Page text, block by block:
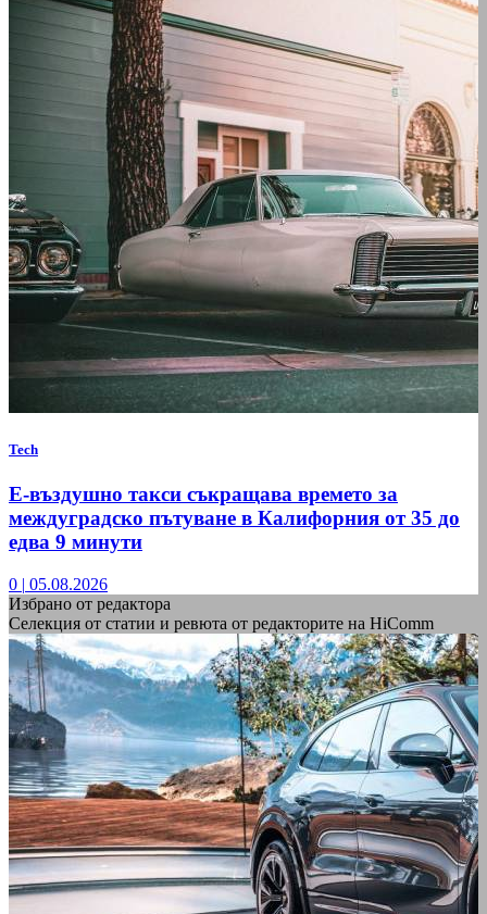
Tech
Е-въздушно такси съкращава времето за
междуградско пътуване в Калифорния от 35 до
едва 9 минути
0 | 05.08.2026
Избрано от редактора
Селекция от статии и ревюта от редакторите на HiComm